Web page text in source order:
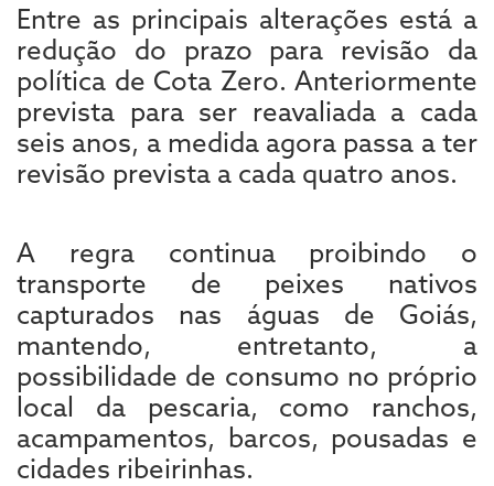
Entre as principais alterações está a
redução do prazo para revisão da
política de Cota Zero. Anteriormente
prevista para ser reavaliada a cada
seis anos, a medida agora passa a ter
revisão prevista a cada quatro anos.
A regra continua proibindo o
transporte de peixes nativos
capturados nas águas de Goiás,
mantendo, entretanto, a
possibilidade de consumo no próprio
local da pescaria, como ranchos,
acampamentos, barcos, pousadas e
cidades ribeirinhas.